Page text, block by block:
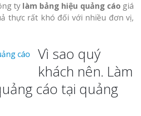
ty làm bảng hiệu quảng cáogiá
thực rất khó đối với nhiều đơn vị,
Vì sao quý
khách nên. Làm
cáo tại quảng
Thi Công
Làm Biển
Rẻ Tại Vinh Giải Pháp
Quả